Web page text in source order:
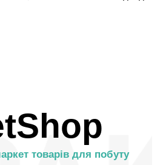
товарів для побуту